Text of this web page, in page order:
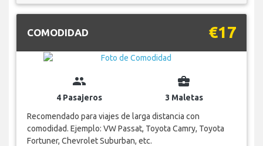
COMODIDAD €17
group
4 Pasajeros
business_center
3 Maletas
Recomendado para viajes de larga distancia con
comodidad. Ejemplo: VW Passat, Toyota Camry, Toyota
Fortuner, Chevrolet Suburban, etc.